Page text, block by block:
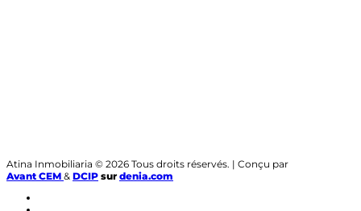
Atina Inmobiliaria © 2026 Tous droits réservés. | Conçu par
Avant CEM & DCIP surdenia.com